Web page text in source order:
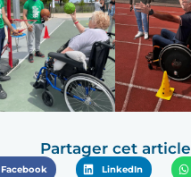
Partager cet article
Facebook LinkedIn